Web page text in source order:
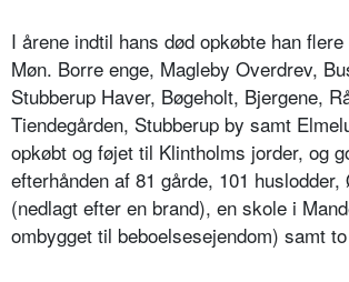
I årene indtil hans død opkøbte han
Møn. Borre enge, Magleby Overdrev,
Stubberup Haver, Bøgeholt, Bjergene,
Tiendegården, Stubberup by samt
opkøbt og føjet til Klintholms jorder, og
efterhånden af 81 gårde, 101
(nedlagt efter en brand), en skole i
ombygget til beboelsesejendom) samt